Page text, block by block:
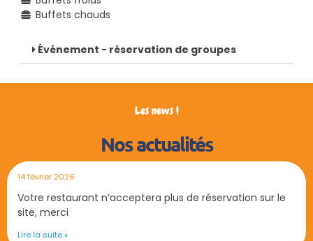
Buffets chauds
Événement - réservation de groupes
Les news !
Nos actualités
14 février 2026
Votre restaurant n’acceptera plus de réservation sur le
site, merci
Lire la suite »